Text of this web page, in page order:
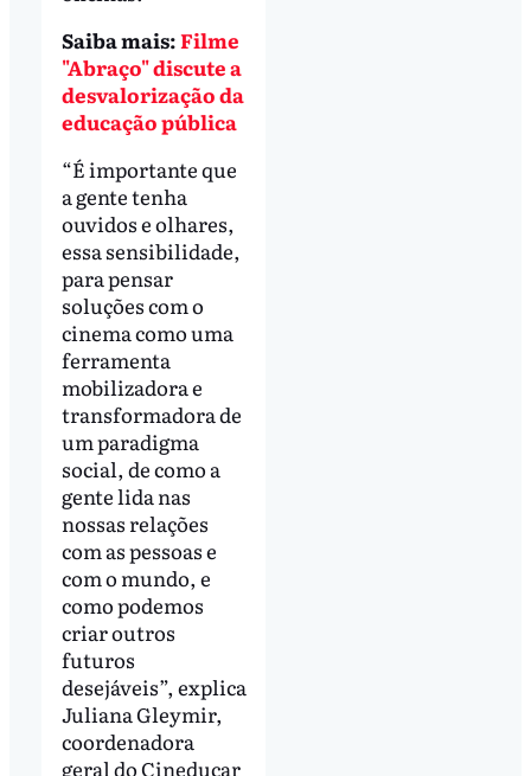
Saiba mais:Filme
"Abraço" discute a
desvalorização da
educação pública
“É importante que
a gente tenha
ouvidos e olhares,
essa sensibilidade,
para pensar
soluções com o
cinema como uma
ferramenta
mobilizadora e
transformadora de
um paradigma
social, de como a
gente lida nas
nossas relações
com as pessoas e
com o mundo, e
como podemos
criar outros
futuros
desejáveis”, explica
Juliana Gleymir,
coordenadora
geral do Cineducar